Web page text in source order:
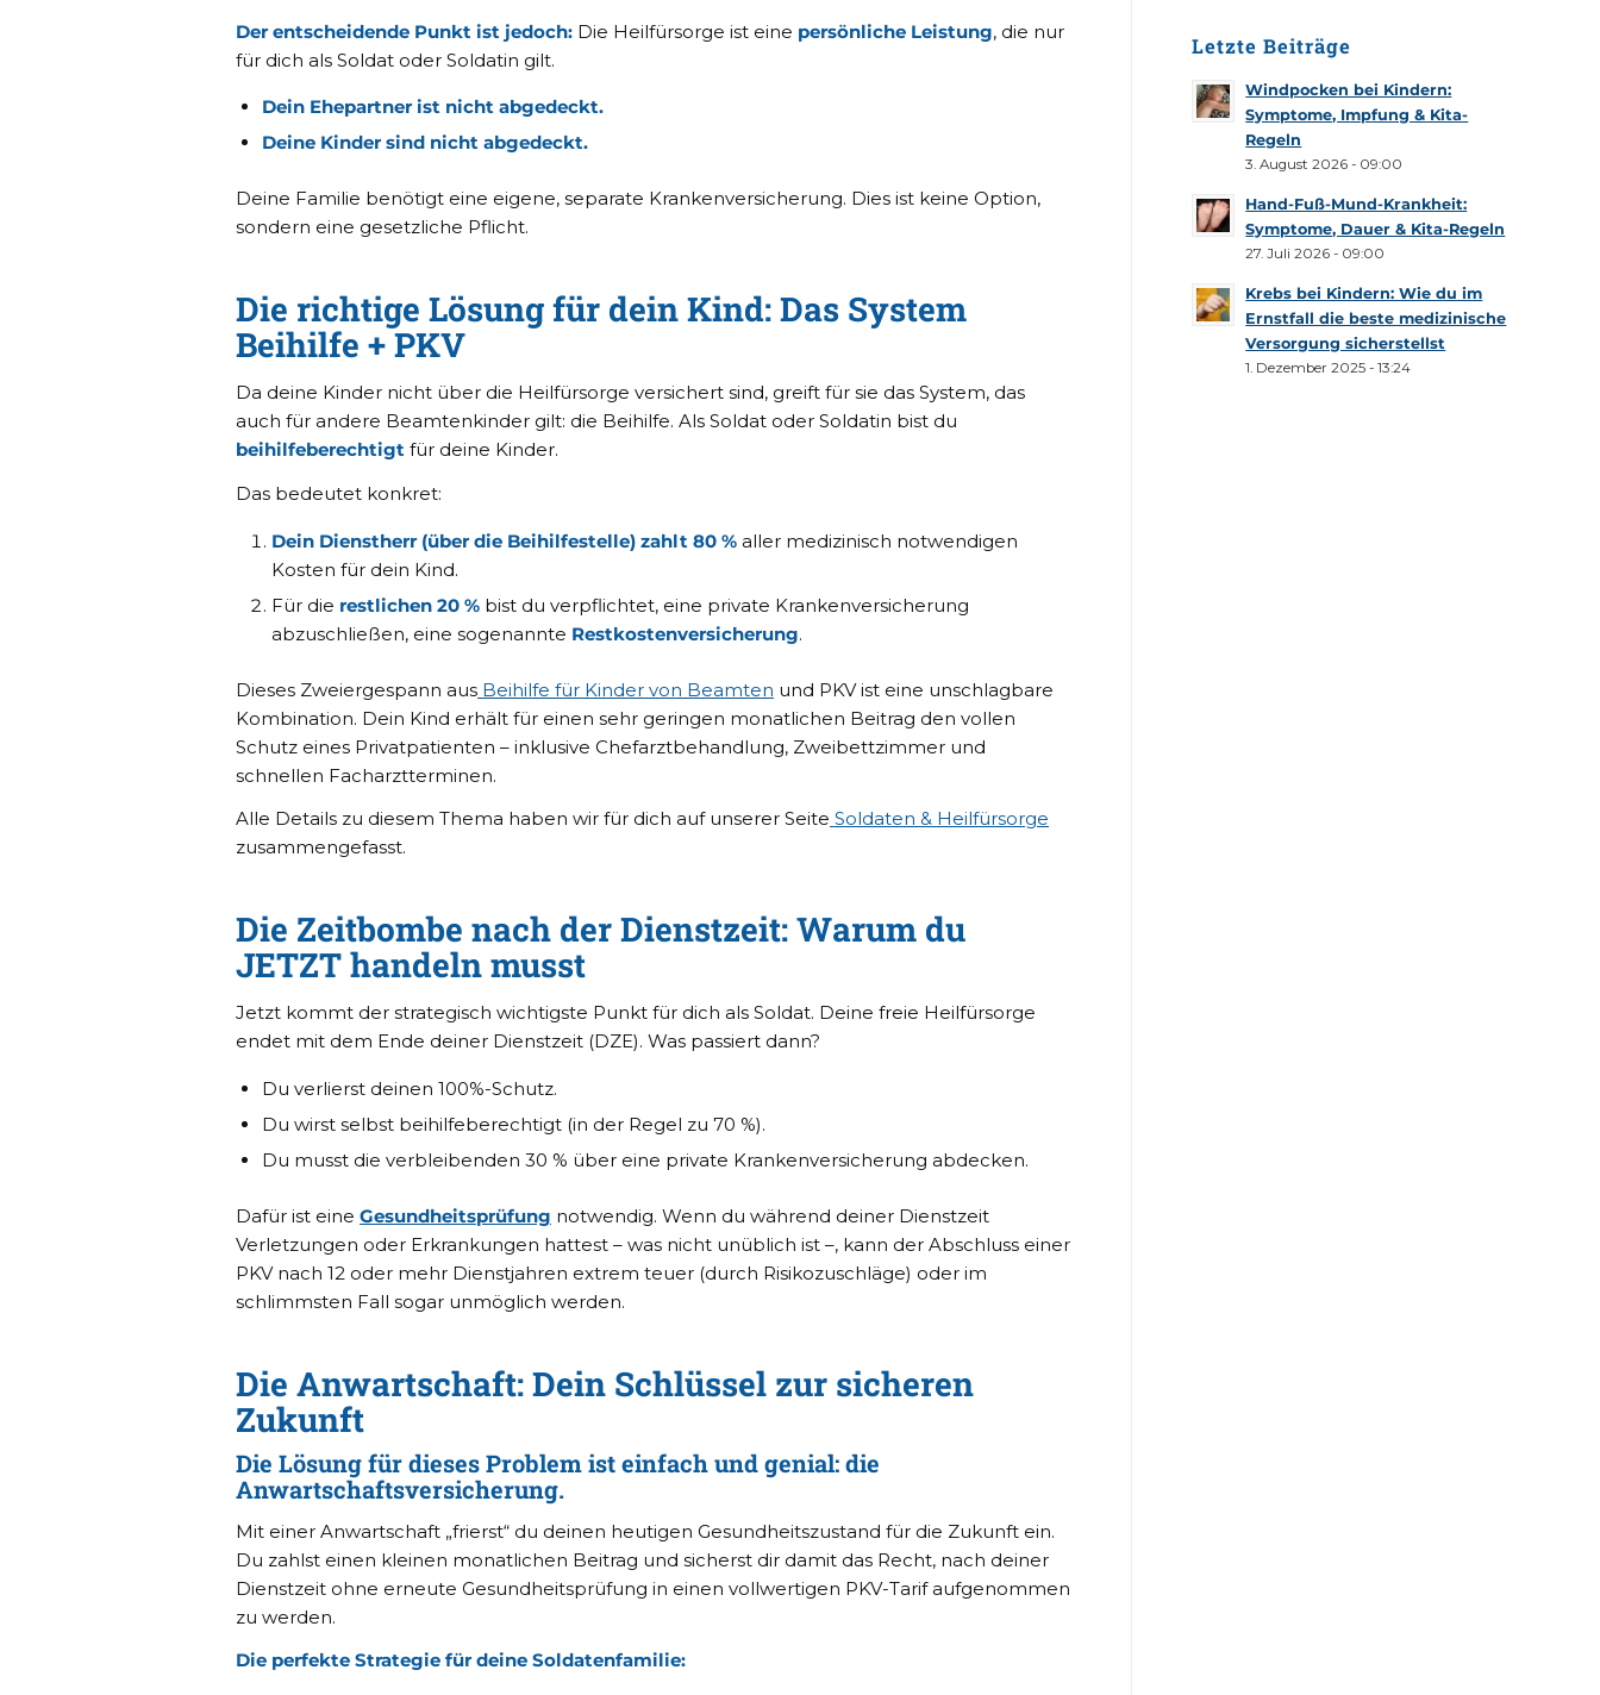
Der entscheidende Punkt ist jedoch: Die Heilfürsorge ist eine persönliche Leistung, die nur
für dich als Soldat oder Soldatin gilt.
Dein Ehepartner ist nicht abgedeckt.
Deine Kinder sind nicht abgedeckt.
Deine Familie benötigt eine eigene, separate Krankenversicherung. Dies ist keine Option,
sondern eine gesetzliche Pflicht.
Die richtige Lösung für dein Kind: Das System
Beihilfe + PKV
Da deine Kinder nicht über die Heilfürsorge versichert sind, greift für sie das System, das
auch für andere Beamtenkinder gilt: die Beihilfe. Als Soldat oder Soldatin bist du
beihilfeberechtigt für deine Kinder.
Das bedeutet konkret:
Dein Dienstherr (über die Beihilfestelle) zahlt 80 % aller medizinisch notwendigen
Kosten für dein Kind.
Für die restlichen 20 % bist du verpflichtet, eine private Krankenversicherung
abzuschließen, eine sogenannte Restkostenversicherung.
Dieses Zweiergespann aus Beihilfe für Kinder von Beamten und PKV ist eine unschlagbare
Kombination. Dein Kind erhält für einen sehr geringen monatlichen Beitrag den vollen
Schutz eines Privatpatienten – inklusive Chefarztbehandlung, Zweibettzimmer und
schnellen Facharztterminen.
Alle Details zu diesem Thema haben wir für dich auf unserer Seite Soldaten & Heilfürsorge
zusammengefasst.
Die Zeitbombe nach der Dienstzeit: Warum du
JETZT handeln musst
Jetzt kommt der strategisch wichtigste Punkt für dich als Soldat. Deine freie Heilfürsorge
endet mit dem Ende deiner Dienstzeit (DZE). Was passiert dann?
Du verlierst deinen 100%-Schutz.
Du wirst selbst beihilfeberechtigt (in der Regel zu 70 %).
Du musst die verbleibenden 30 % über eine private Krankenversicherung abdecken.
Dafür ist eine Gesundheitsprüfung notwendig. Wenn du während deiner Dienstzeit
Verletzungen oder Erkrankungen hattest – was nicht unüblich ist –, kann der Abschluss einer
PKV nach 12 oder mehr Dienstjahren extrem teuer (durch Risikozuschläge) oder im
schlimmsten Fall sogar unmöglich werden.
Die Anwartschaft: Dein Schlüssel zur sicheren
Zukunft
Die Lösung für dieses Problem ist einfach und genial: die
Anwartschaftsversicherung.
Mit einer Anwartschaft „frierst“ du deinen heutigen Gesundheitszustand für die Zukunft ein.
Du zahlst einen kleinen monatlichen Beitrag und sicherst dir damit das Recht, nach deiner
Dienstzeit ohne erneute Gesundheitsprüfung in einen vollwertigen PKV-Tarif aufgenommen
zu werden.
Die perfekte Strategie für deine Soldatenfamilie:
Letzte Beiträge
Windpocken bei Kindern:
Symptome, Impfung & Kita-
Regeln
3. August 2026 - 09:00
Hand-Fuß-Mund-Krankheit:
Symptome, Dauer & Kita-Regeln
27. Juli 2026 - 09:00
Krebs bei Kindern: Wie du im
Ernstfall die beste medizinische
Versorgung sicherstellst
1. Dezember 2025 - 13:24